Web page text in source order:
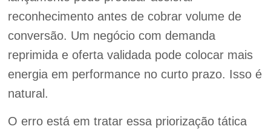
reconhecimento antes de cobrar volume de
conversão. Um negócio com demanda
reprimida e oferta validada pode colocar mais
energia em performance no curto prazo. Isso é
natural.
O erro está em tratar essa priorização tática